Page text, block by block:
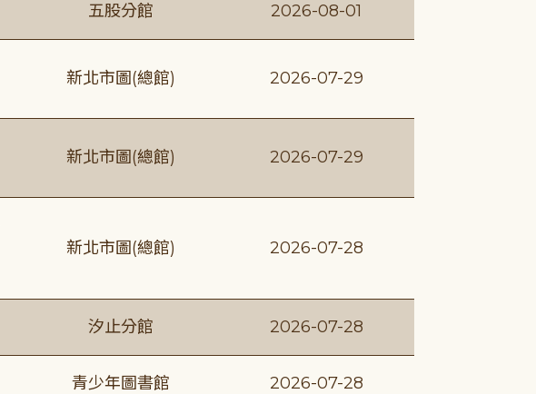
五股分館 2026-08-01
新北市圖(總館) 2026-07-29
新北市圖(總館) 2026-07-29
新北市圖(總館) 2026-07-28
汐止分館 2026-07-28
青少年圖書館 2026-07-28